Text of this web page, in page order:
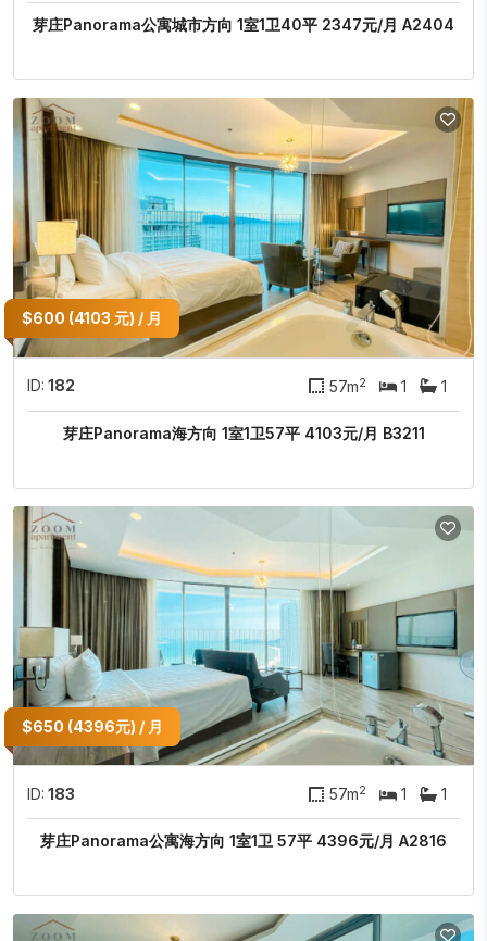
芽庄Panorama公寓城市方向 1室1卫40平 2347元/月 A2404
$600 (4103 元) / 月
ID: 182 57m2 1 1
芽庄Panorama海方向 1室1卫57平 4103元/月 B3211
$650 (4396元) / 月
ID: 183 57m2 1 1
芽庄Panorama公寓海方向 1室1卫 57平 4396元/月 A2816